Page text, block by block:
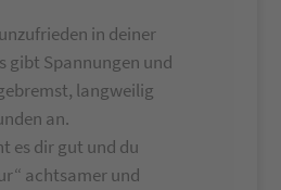
in deiner
gibt Spannungen und
langweilig
an.
es dir gut und du
achtsamer und